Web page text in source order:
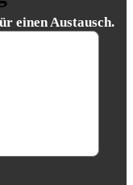
einen Austausch.